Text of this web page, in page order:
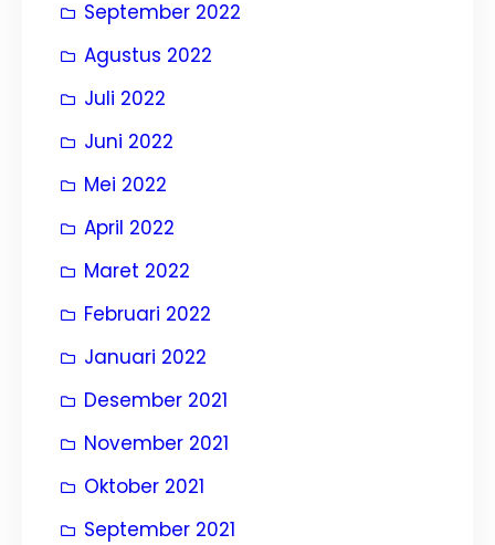
September 2022
Agustus 2022
Juli 2022
Juni 2022
Mei 2022
April 2022
Maret 2022
Februari 2022
Januari 2022
Desember 2021
November 2021
Oktober 2021
September 2021